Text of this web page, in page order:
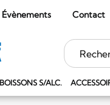
Évènements Contact
BOISSONS S/ALC.
Mots
clés